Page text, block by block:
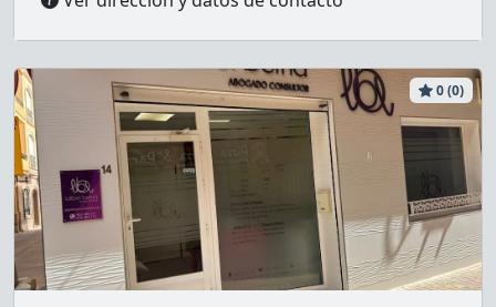
0 (0)